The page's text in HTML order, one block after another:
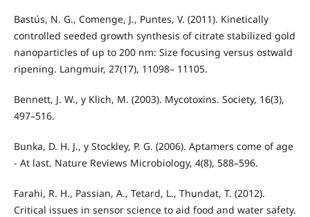
Bastús, N. G., Comenge, J., Puntes, V. (2011). Kinetically
controlled seeded growth synthesis of citrate stabilized gold
nanoparticles of up to 200 nm: Size focusing versus ostwald
ripening. Langmuir, 27(17), 11098– 11105.
Bennett, J. W., y Klich, M. (2003). Mycotoxins. Society, 16(3),
497–516.
Bunka, D. H. J., y Stockley, P. G. (2006). Aptamers come of age
- At last. Nature Reviews Microbiology, 4(8), 588–596.
Farahi, R. H., Passian, A., Tetard, L., Thundat, T. (2012).
Critical issues in sensor science to aid food and water safety.